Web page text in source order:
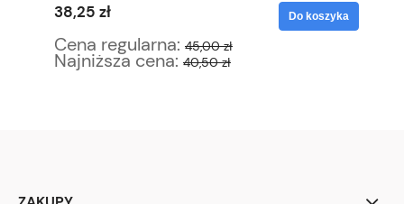
38,25 zł
Cena regularna: 45,00 zł
Najniższa cena: 40,50 zł
Do koszyka